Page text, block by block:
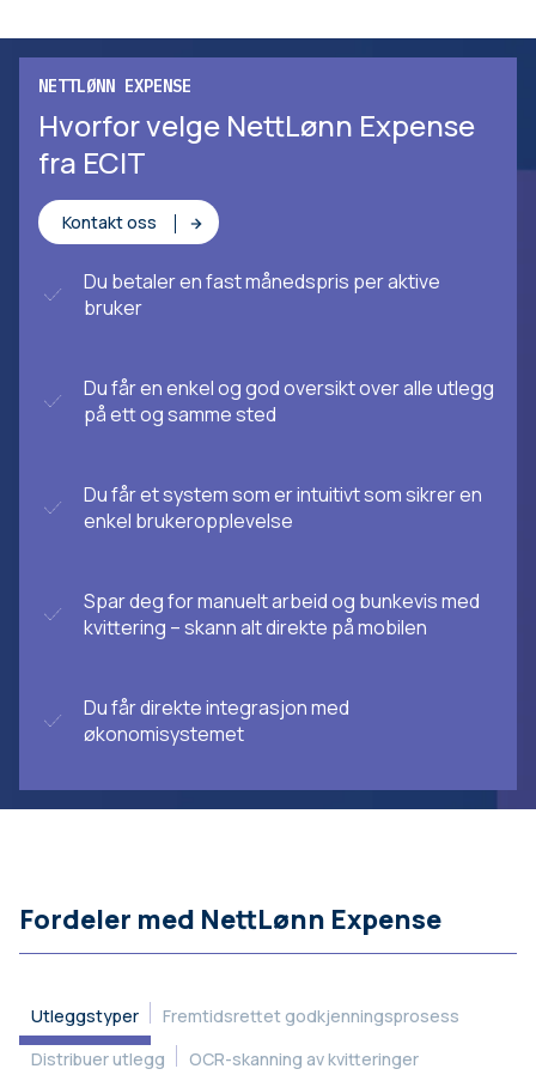
NETTLØNN EXPENSE
Hvorfor velge NettLønn Expense
fra ECIT
Kontakt oss
Du betaler en fast månedspris per aktive
bruker
Du får en enkel og god oversikt over alle utlegg
på ett og samme sted
Du får et system som er intuitivt som sikrer en
enkel brukeropplevelse
Spar deg for manuelt arbeid og bunkevis med
kvittering – skann alt direkte på mobilen
Du får direkte integrasjon med
økonomisystemet
Fordeler med NettLønn Expense
Utleggstyper
Fremtidsrettet godkjenningsprosess
Distribuer utlegg
OCR-skanning av kvitteringer